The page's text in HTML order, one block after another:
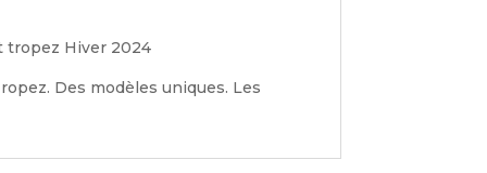
tropez Hiver 2024
Des modèles uniques. Les